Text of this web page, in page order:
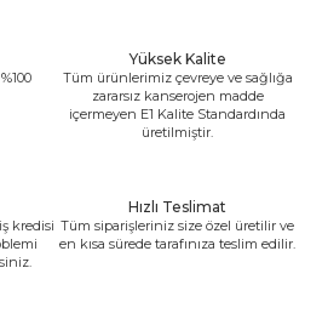
Yüksek Kalite
Tüm ürünlerimiz çevreye ve sağlığa
zararsız kanserojen madde
içermeyen E1 Kalite Standardında
üretilmiştir.
kredisi
Hızlı Teslimat
Tüm siparişleriniz size özel üretilir ve
en kısa sürede tarafınıza teslim edilir.